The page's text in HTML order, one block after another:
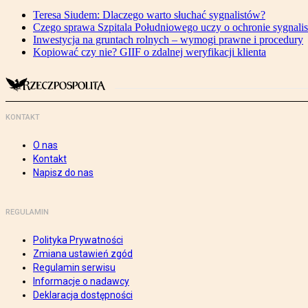
Teresa Siudem: Dlaczego warto słuchać sygnalistów?
Czego sprawa Szpitala Południowego uczy o ochronie
Inwestycja na gruntach rolnych – wymogi prawne i procedury
Kopiować czy nie? GIIF o zdalnej weryfikacji klienta
KONTAKT
O nas
Kontakt
Napisz do nas
REGULAMIN
Polityka Prywatności
Zmiana ustawień zgód
Regulamin serwisu
Informacje o nadawcy
Deklaracja dostępności